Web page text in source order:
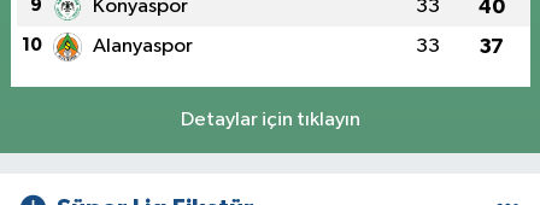
9 Konyaspor 33 40
10 Alanyaspor 33 37
Detaylar için tıklayın